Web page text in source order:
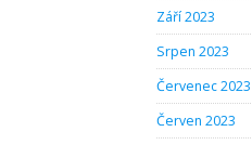
Září 2023
Srpen 2023
Červenec 2023
Červen 2023